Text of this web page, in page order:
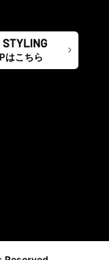
はこちら